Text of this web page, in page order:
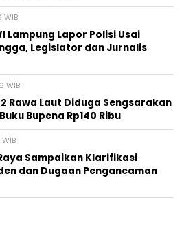
WIB
Lampung Lapor Polisi Usai
Legislator dan Jurnalis
WIB
Rawa Laut Diduga Sengsarakan
Bupena Rp140 Ribu
Sampaikan Klarifikasi
dan Dugaan Pengancaman